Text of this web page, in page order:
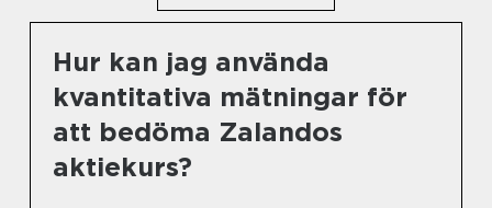
Hur kan jag använda
kvantitativa mätningar för
att bedöma Zalandos
aktiekurs?